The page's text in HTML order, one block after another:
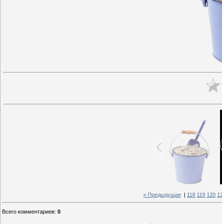
« Предыдущая 118 119 120
Всего комментариев: 0